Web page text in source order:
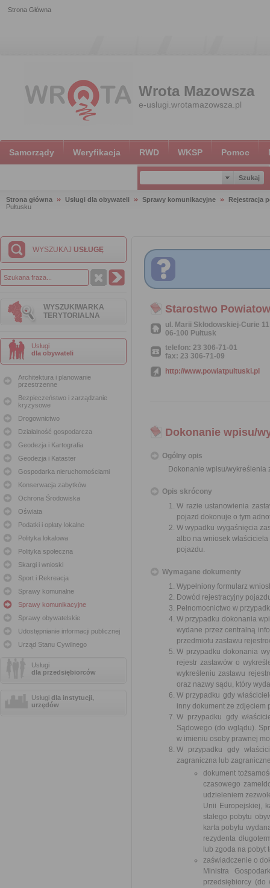
Strona Główna
Wrota Mazowsza
e-uslugi.wrotamazowsza.pl
Samorządy Weryfikacja RWD WKSP Pomoc
Strona główna Usługi dla obywateli Sprawy komunikacyjne
Rejestracja
Pułtusku
WYSZUKAJ USŁUGĘ
WYSZUKIWARKA
TERYTORIALNA
Usługi
dla obywateli
Architektura i planowanie
przestrzenne
Bezpieczeństwo i zarządzanie
kryzysowe
Drogownictwo
Działalność gospodarcza
Geodezja i Kartografia
Geodezja i Kataster
Gospodarka nieruchomościami
Konserwacja zabytków
Ochrona Środowiska
Oświata
Podatki i opłaty lokalne
Polityka lokalowa
Polityka społeczna
Skargi i wnioski
Sport i Rekreacja
Sprawy komunalne
Sprawy komunikacyjne
Sprawy obywatelskie
Udostępnianie informacji publicznej
Urząd Stanu Cywilnego
Usługi
dla przedsiębiorców
Usługi dla instytucji,
urzędów
Starostwo
ul. Marii Skłodowskiej-Curie 11
06-100 Pułtusk
telefon: 23 306-71-01
fax: 23 306-71-09
http://www.powiatpultuski.pl
Dokonanie wpisu/
Ogólny opis
Dokonanie wpisu/wykreślenia
Opis skrócony
W razie ustanowienia
pojazd dokonuje o tym
W wypadku wygaśnięcia
albo na wniosek
pojazdu.
Wymagane dokumenty
Wypełniony formularz
Dowód rejestracyjny
Pełnomocnictwo w
W przypadku dokonania
wydane przez centralną
przedmiotu zastawu
W przypadku dokonania
rejestr zastawów o
wykreśleniu zastawu
oraz nazwy sądu, który
W przypadku gdy
inny dokument ze zdjęciem
W przypadku gdy
Sądowego (do wglądu).
w imieniu osoby prawnej
W przypadku gdy
zagraniczna lub
dokument
czasowego
udzieleniem
Unii Europejskiej,
stałego pobytu
karta pobytu
rezydenta
lub zgoda na pobyt
zaświadczenie o
Ministra
przedsiębiorcy (do